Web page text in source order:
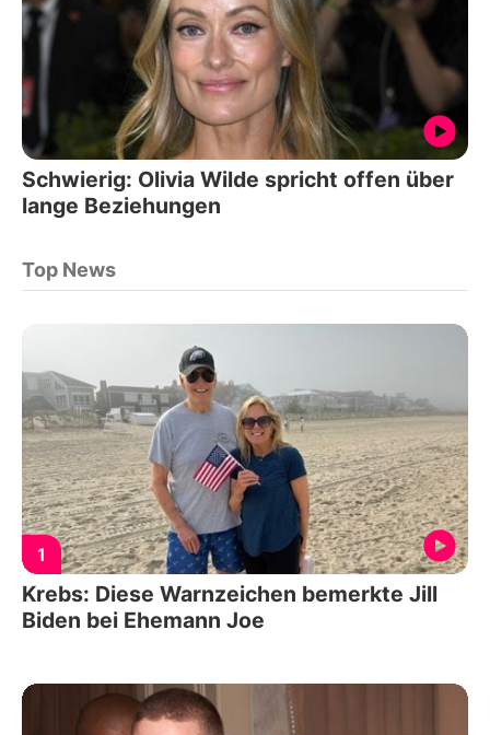
Schwierig: Olivia Wilde spricht offen über
lange Beziehungen
Top News
1
Krebs: Diese Warnzeichen bemerkte Jill
Biden bei Ehemann Joe